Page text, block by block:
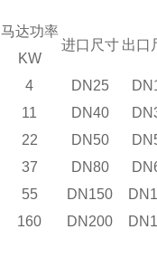
马达功率
KW
进口尺寸 出口
4 DN25
11 DN40
22 DN50
37 DN80
55 DN150
160 DN200